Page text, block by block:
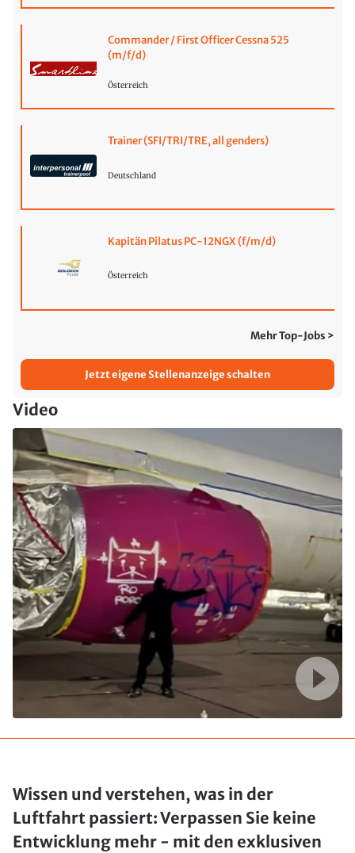
Commander / First Officer Cessna 525
(m/f/d)
Österreich
Trainer (SFI/TRI/TRE, all genders)
Deutschland
Kapitän Pilatus PC-12NGX (f/m/d)
Österreich
Mehr Top-Jobs >
Jetzt eigene Stellenanzeige schalten
Video
Wissen und verstehen, was in der
Luftfahrt passiert: Verpassen Sie keine
Entwicklung mehr - mit den exklusiven